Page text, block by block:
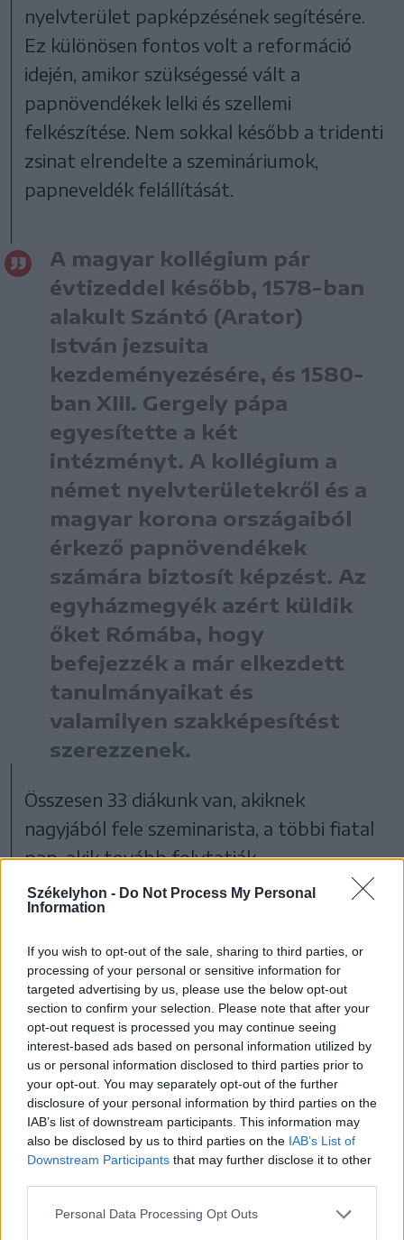
Székelyhon - Do Not Process My Personal
Information
If you wish to opt-out of the sale, sharing to third parties, or
processing of your personal or sensitive information for
targeted advertising by us, please use the below opt-out
section to confirm your selection. Please note that after your
opt-out request is processed you may continue seeing
interest-based ads based on personal information utilized by
us or personal information disclosed to third parties prior to
your opt-out. You may separately opt-out of the further
disclosure of your personal information by third parties on the
IAB’s list of downstream participants. This information may
also be disclosed by us to third parties on the IAB’s List of
Downstream Participants that may further disclose it to other
Personal Data Processing Opt Outs
nyelvterület papképzésének segítésére.
Ez különösen fontos volt a reformáció
idején, amikor szükségessé vált a
papnövendékek lelki és szellemi
felkészítése. Nem sokkal később a tridenti
zsinat elrendelte a szemináriumok,
papneveldék felállítását.
A magyar kollégium pár
évtizeddel később, 1578-ban
alakult Szántó (Arator)
István jezsuita
kezdeményezésére, és 1580-
ban XIII. Gergely pápa
egyesítette a két
intézményt. A kollégium a
német nyelvterületekről és a
magyar korona országaiból
érkező papnövendékek
számára biztosít képzést. Az
egyházmegyék azért küldik
őket Rómába, hogy
befejezzék a már elkezdett
tanulmányaikat és
valamilyen szakképesítést
szerezzenek.
Összesen 33 diákunk van, akiknek
nagyjából fele szeminarista, a többi fiatal
pap, akik tovább folytatják
tanulmányaikat. A kollégiumot mindig
jezsuiták vezették. Célunk, hogy a
diákjaink ne csak tudományos, hanem lelki
értelemben is fejlődjenek, lehetőségük van
a közép-európai nemzetköziség
megtapasztalására, más kultúrák
megismerésére és Róma szellemiségével
való találkozásra. A házban a német a
közös nyelv, de az egyetemeken olaszul
tanulnak, és mivel itt élnek Rómában, sok
Ezáltal